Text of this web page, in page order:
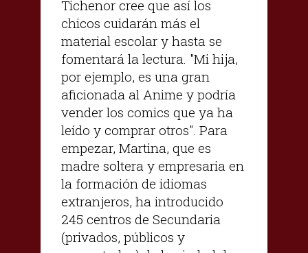
Tichenor cree que así los
chicos cuidarán más el
material escolar y hasta se
fomentará la lectura. "Mi hija,
por ejemplo, es una gran
aficionada al Anime y podría
vender los comics que ya ha
leído y comprar otros". Para
empezar, Martina, que es
madre soltera y empresaria en
la formación de idiomas
extranjeros, ha introducido
245 centros de Secundaria
(privados, públicos y